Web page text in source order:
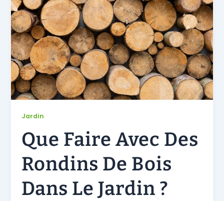
Jardin
Que Faire Avec Des
Rondins De Bois
Dans Le Jardin ?